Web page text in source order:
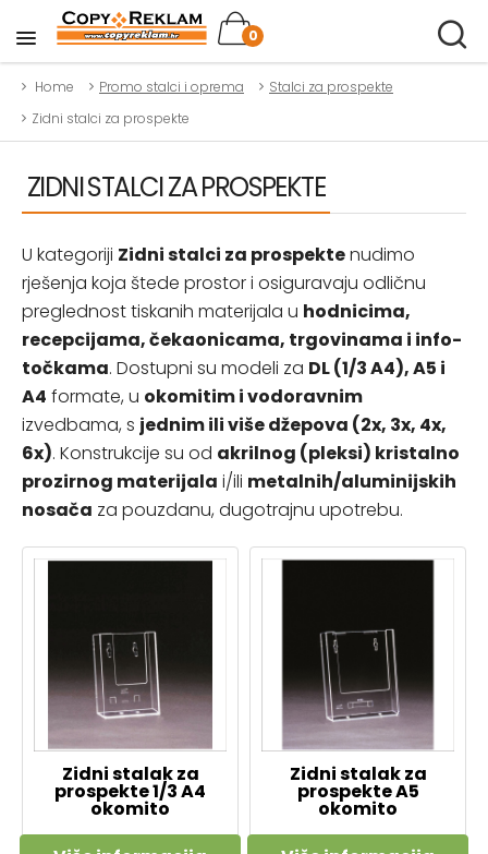
0
Home Promo stalci i oprema
Stalci za prospekte
Zidni stalci za prospekte
ZIDNI STALCI ZA PROSPEKTE
U kategoriji Zidni stalci za prospektenudimo
rješenja koja štede prostor i osiguravaju odličnu
preglednost tiskanih materijala u hodnicima,
recepcijama, čekaonicama, trgovinama i info-
točkama. Dostupni su modeli za DL (1/3 A4), A5 i
A4 formate, u okomitim i vodoravnim
izvedbama, s jednim ili više džepova (2x, 3x, 4x,
6x). Konstrukcije su od akrilnog (pleksi) kristalno
prozirnog materijala i/ili metalnih/aluminijskih
nosača za pouzdanu, dugotrajnu upotrebu.
Zidni stalak za
prospekte 1/3 A4
okomito
Zidni stalak za
prospekte A5
okomito